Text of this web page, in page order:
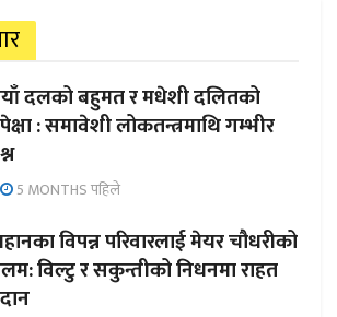
दलको बहुमत र मधेशी दलितको
: समावेशी लोकतन्त्रमाथि गम्भीर
5 MONTHS पहिले
विपन्न परिवारलाई मेयर चौधरीको
विल्टु र सकुन्तीको निधनमा राहत